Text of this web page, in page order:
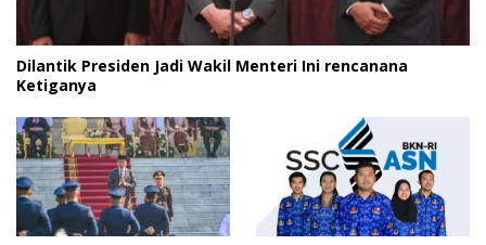
Dilantik Presiden Jadi Wakil Menteri Ini rencanana
Ketiganya